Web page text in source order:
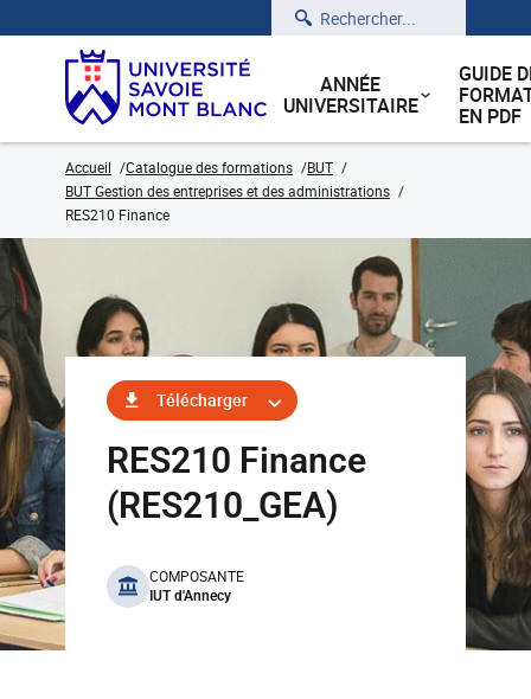
Rechercher
ANNÉE
UNIVERSITAIRE
GUIDE
EN PDF
Accueil Catalogue des formations
BUT
BUT Gestion des entreprises et des administrations
RES210 Finance
Télécharger
RES210 Finance
(RES210_GEA)
benefits
COMPOSANTE
IUT d'Annecy